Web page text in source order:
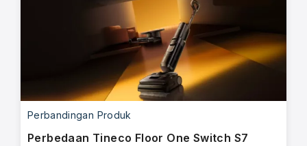
Perbandingan Produk
Perbedaan Tineco Floor One Switch S7